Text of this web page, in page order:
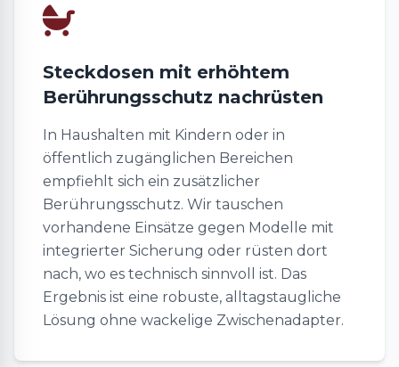
Steckdosen mit erhöhtem
Berührungsschutz nachrüsten
In Haushalten mit Kindern oder in
öffentlich zugänglichen Bereichen
empfiehlt sich ein zusätzlicher
Berührungsschutz. Wir tauschen
vorhandene Einsätze gegen Modelle mit
integrierter Sicherung oder rüsten dort
nach, wo es technisch sinnvoll ist. Das
Ergebnis ist eine robuste, alltagstaugliche
Lösung ohne wackelige Zwischenadapter.